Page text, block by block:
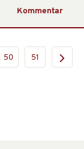
Kommentar
50 51